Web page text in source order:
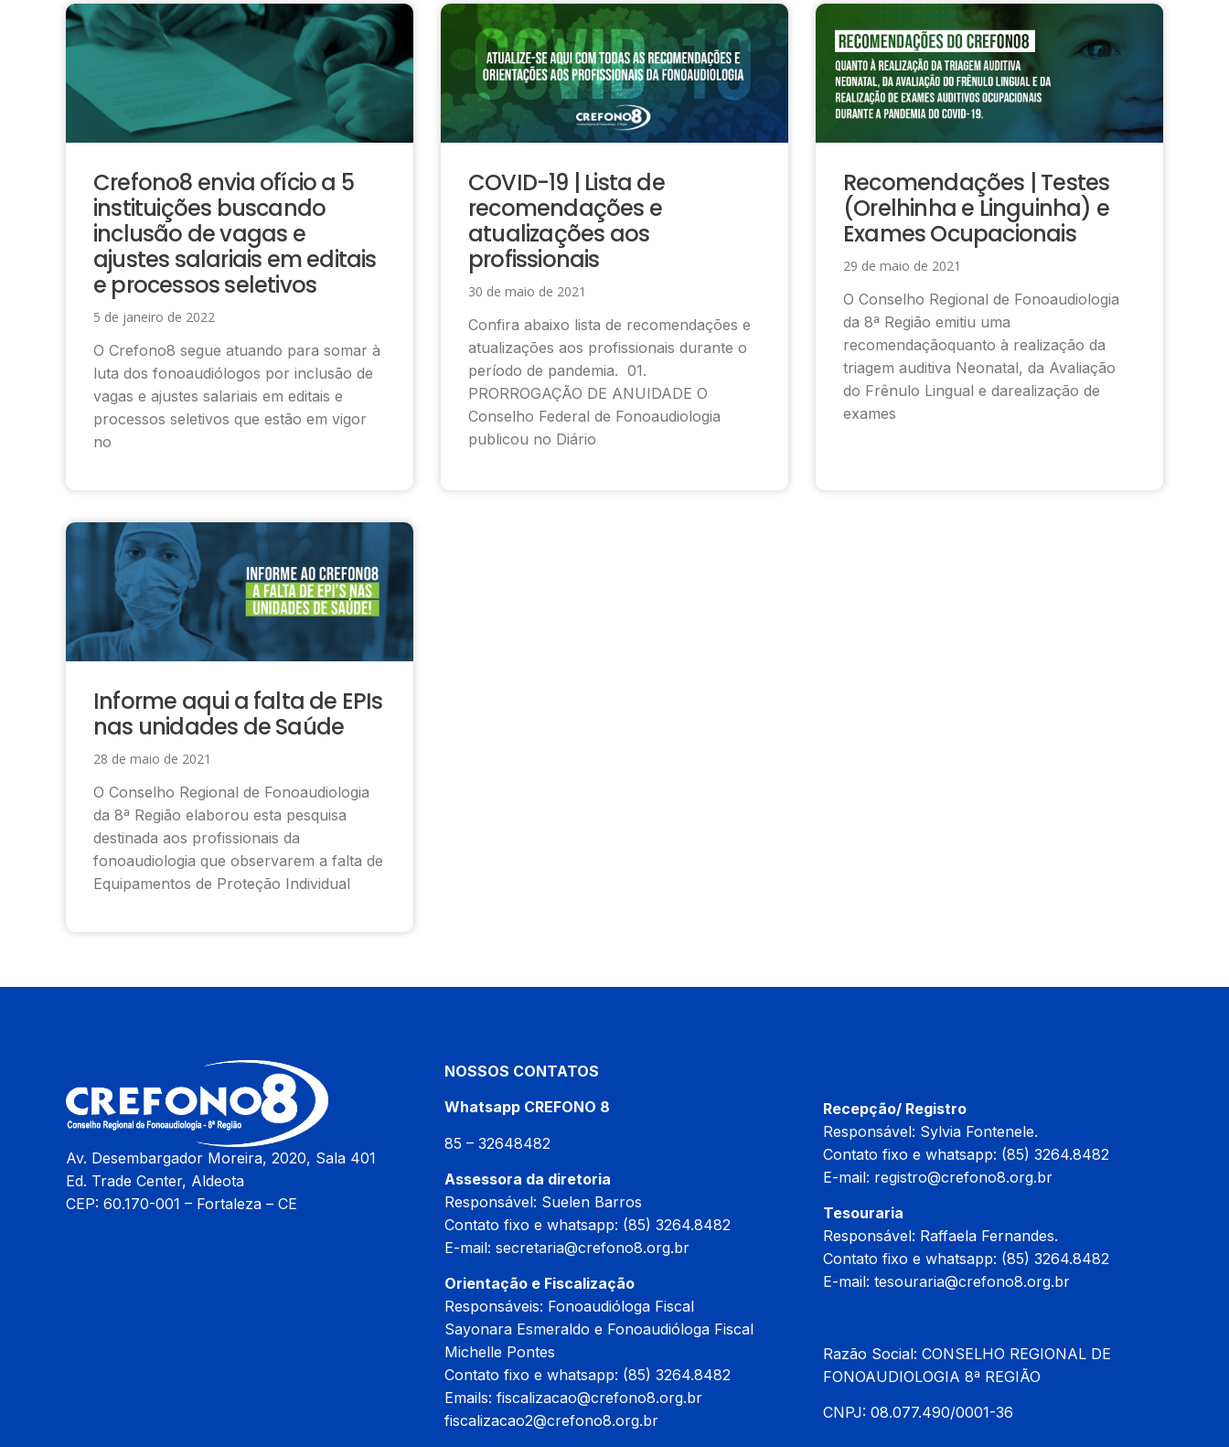
Crefono8 envia ofício a 5
instituições buscando
inclusão de vagas e
ajustes salariais em editais
e processos seletivos
5 de janeiro de 2022
O Crefono8 segue atuando para somar à
luta dos fonoaudiólogos por inclusão de
vagas e ajustes salariais em editais e
processos seletivos que estão em vigor
no
COVID-19 | Lista de
recomendações e
atualizações aos
profissionais
30 de maio de 2021
Confira abaixo lista de recomendações e
atualizações aos profissionais durante o
período de pandemia. 01.
PRORROGAÇÃO DE ANUIDADE O
Conselho Federal de Fonoaudiologia
publicou no Diário
Recomendações | Testes
(Orelhinha e Linguinha) e
Exames Ocupacionais
29 de maio de 2021
O Conselho Regional de Fonoaudiologia
da 8ª Região emitiu uma
recomendaçãoquanto à realização da
triagem auditiva Neonatal, da Avaliação
do Frênulo Lingual e darealização de
exames
Informe aqui a falta de EPIs
nas unidades de Saúde
28 de maio de 2021
O Conselho Regional de Fonoaudiologia
da 8ª Região elaborou esta pesquisa
destinada aos profissionais da
fonoaudiologia que observarem a falta de
Equipamentos de Proteção Individual
Av. Desembargador Moreira, 2020, Sala 401
Ed. Trade Center, Aldeota
CEP: 60.170-001 – Fortaleza – CE
NOSSOS CONTATOS
Whatsapp CREFONO 8
85 – 32648482
Assessora da diretoria
Responsável: Suelen Barros
Contato fixo e whatsapp: (85) 3264.8482
E-mail: secretaria@crefono8.org.br
Orientação e Fiscalização
Responsáveis: Fonoaudióloga Fiscal
Sayonara Esmeraldo e Fonoaudióloga Fiscal
Michelle Pontes
Contato fixo e whatsapp: (85) 3264.8482
Emails: fiscalizacao@crefono8.org.br
fiscalizacao2@crefono8.org.br
Recepção/ Registro
Responsável: Sylvia Fontenele.
Contato fixo e whatsapp: (85) 3264.8482
E-mail: registro@crefono8.org.br
Tesouraria
Responsável: Raffaela Fernandes.
Contato fixo e whatsapp: (85) 3264.8482
E-mail: tesouraria@crefono8.org.br
Razão Social: CONSELHO REGIONAL DE
FONOAUDIOLOGIA 8ª REGIÃO
CNPJ: 08.077.490/0001-36